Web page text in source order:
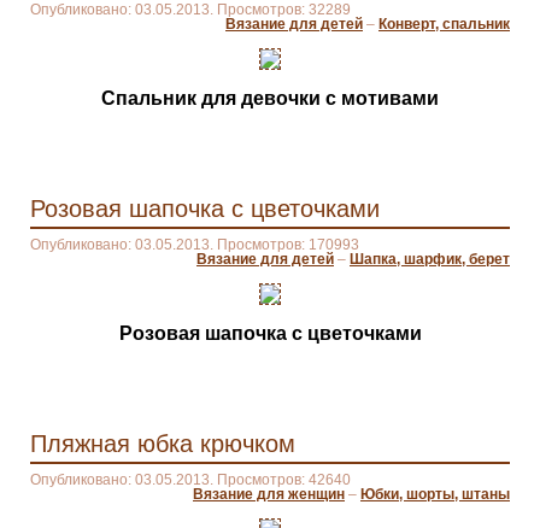
Опубликовано: 03.05.2013. Просмотров: 32289
Вязание для детей – Конверт, спальник
Спальник для девочки с мотивами
Розовая шапочка с цветочками
Опубликовано: 03.05.2013. Просмотров: 170993
Вязание для детей – Шапка, шарфик, берет
Розовая шапочка с цветочками
Пляжная юбка крючком
Опубликовано: 03.05.2013. Просмотров: 42640
Вязание для женщин – Юбки, шорты, штаны